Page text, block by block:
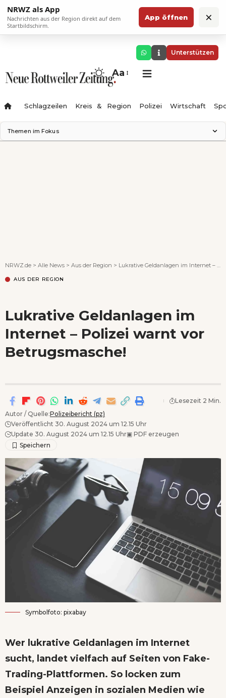
NRWZ als App
Nachrichten aus der Region direkt auf dem
Startbildschirm.
App öffnen ×
Unterstützen
Aa
Schlagzeilen Kreis & Region Polizei Wirtschaft
Themen im Fokus
NRWZ.de > Alle News > Aus der Region > Lukrative Geldanlagen im Internet – Polizei warnt vor Betrugsmasche!
AUS DER REGION
Lukrative Geldanlagen im
Internet – Polizei warnt vor
Betrugsmasche!
Autor / Quelle:Polizeibericht (pz)
Veröffentlicht 30. August 2024 um 12.15 Uhr
Update 30. August 2024 um 12.15 Uhr▣ PDF erzeugen
Lesezeit 2 Min.
Symbolfoto: pixabay
Wer lukrative Geldanlagen im Internet
sucht, landet vielfach auf Seiten von Fake-
Trading-Plattformen. So locken zum
Beispiel Anzeigen in sozialen Medien wie